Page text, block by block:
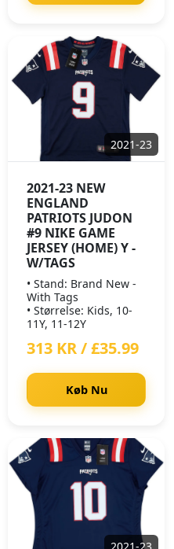
2021-23
2021-23 NEW
ENGLAND
PATRIOTS JUDON
#9 NIKE GAME
JERSEY (HOME) Y -
W/TAGS
• Stand: Brand New -
With Tags
• Størrelse: Kids, 10-
11Y, 11-12Y
313 KR / £35.99
Køb Nu